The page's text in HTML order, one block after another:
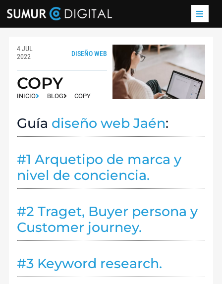
4 JUL
2022
DISEÑO WEB
COPY
INICIO BLOG COPY
Guía diseño web Jaén:
#1 Arquetipo de marca y
nivel de conciencia.
#2 Traget, Buyer persona y
Customer journey.
#3 Keyword research.